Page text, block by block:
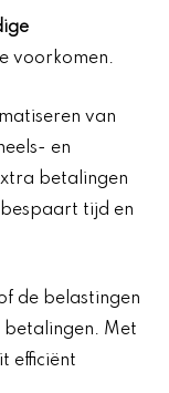
voorkomen.
van
en
betalingen
tijd en
de belastingen
betalingen. Met
efficiënt